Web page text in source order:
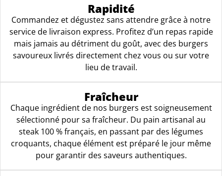
Rapidité
Commandez et dégustez sans attendre grâce à notre
service de livraison express. Profitez d’un repas rapide
mais jamais au détriment du goût, avec des burgers
savoureux livrés directement chez vous ou sur votre
lieu de travail.
Fraîcheur
Chaque ingrédient de nos burgers est soigneusement
sélectionné pour sa fraîcheur. Du pain artisanal au
steak 100 % français, en passant par des légumes
croquants, chaque élément est préparé le jour même
pour garantir des saveurs authentiques.